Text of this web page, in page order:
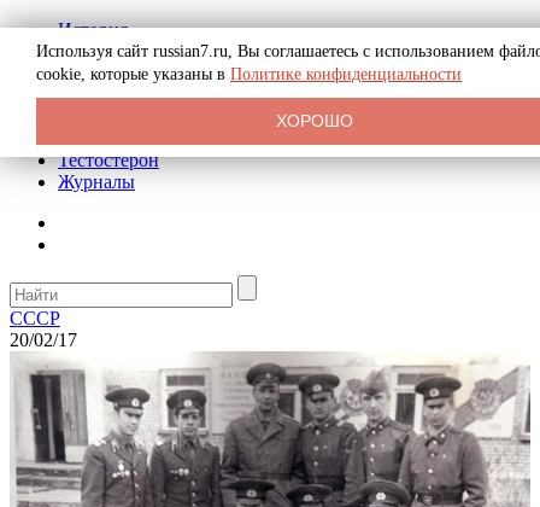
История
Биография
Криминал
Реклама на сайте
Тестостерон
Журналы
СССР
20/02/17
Используя сайт russian7.ru, Вы соглашаетесь с использованием
cookie, которые указаны в Политике конфиденциальности
ХОРОШО